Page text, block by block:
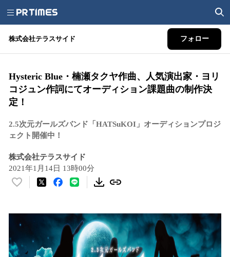
株式会社テラスサイド フォロー
Hysteric Blue・楠瀬タクヤ作曲、人気演出家・ヨリ
コジュン作詞にてオーディション課題曲の制作決
定！
2.5次元ガールズバンド「HATSuKOI」オーディションプロジ
ェクト開催中！
株式会社テラスサイド
2021年1月14日 13時00分
い
を
読